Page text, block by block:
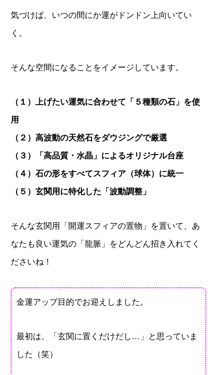
気づけば、いつの間にか運がドンドン上向いてい
く。
そんな空間になることをイメージしています。
（１）上げたい運気に合わせて「５種類の石」を使
用
（２）高波動の天然石をダウジングで厳選
（３）「高品質・水晶」によるオリジナル台座
（４）石の形をすべてスフィア（球体）に統一
（５）玄関用に特化した「波動調整」
そんな玄関用「開運スフィアの置物」を置いて、あ
なたも良い運気の「龍脈」をどんどん招き入れてく
ださいね！
金運アップ目的でお迎えしました。
最初は、「玄関に置くだけだし…」と思っていま
した（笑）